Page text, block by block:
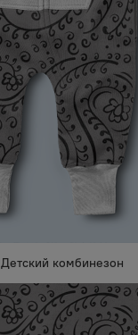
Детский комбинезон